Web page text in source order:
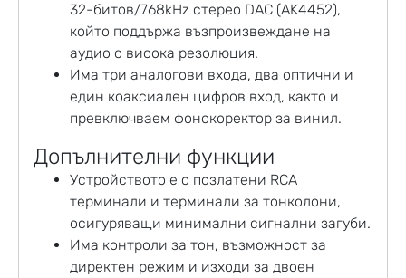
32-битов/768kHz стерео DAC (AK4452),
който поддържа възпроизвеждане на
аудио с висока резолюция.
Има три аналогови входа, два оптични и
един коаксиален цифров вход, както и
превключваем фонокоректор за винил.
Допълнителни функции
Устройството е с позлатени RCA
терминали и терминали за тонколони,
осигуряващи минимални сигнални загуби.
Има контроли за тон, възможност за
директен режим и изходи за двоен